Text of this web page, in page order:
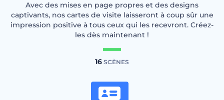
Avec des mises en page propres et des designs
captivants, nos cartes de visite laisseront à coup sûr une
impression positive à tous ceux qui les recevront. Créez-
les dès maintenant !
16 SCÈNES